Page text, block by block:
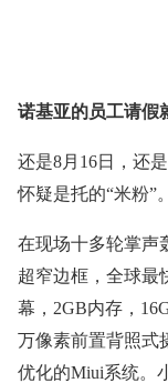
诺基亚的员工请假
还是8月16日，还
怀疑是托的“米粉”。
在现场十多轮掌声
超窄边框，全球最
幕，2GB内存，
万像素前置背照式
优化的Miui系统。